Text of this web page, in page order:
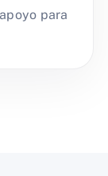
para